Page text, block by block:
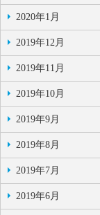
2020年1月
2019年12月
2019年11月
2019年10月
2019年9月
2019年8月
2019年7月
2019年6月